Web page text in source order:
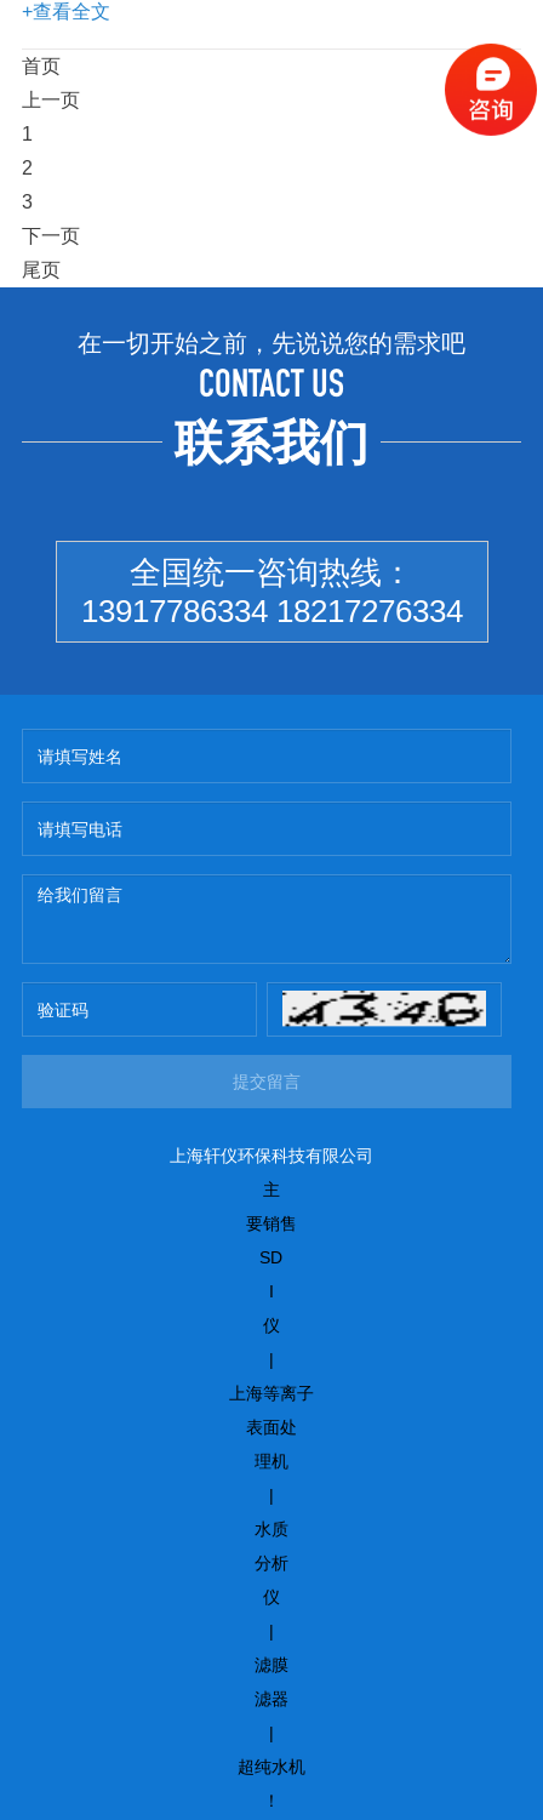
+查看全文
首页
上一页
1
2
3
下一页
尾页
在一切开始之前，先说说您的需求吧
CONTACT US
联系我们
全国统一咨询热线：
13917786334 18217276334
提交留言
上海轩仪环保科技有限公司
主
要销售
SD
I
仪
|
上海等离子
表面处
理机
|
水质
分析
仪
|
滤膜
滤器
|
超纯水机
！